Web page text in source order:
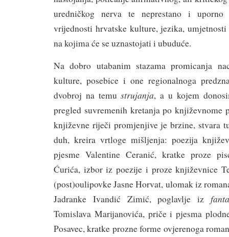
uredničkog nerva te neprestano i uporno
vrijednosti hrvatske kulture, jezika,
na kojima će se uznastojati i ubuduće.
Na dobro utabanim stazama promicanja
kulture, posebice i one regionalnoga
dvobroj na temustrujanja, a u kojem
pregled suvremenih kretanja po književnome
književne riječi promjenjive je brzine, stvara
duh, kreira vrtloge mišljenja: poezija
pjesme Valentine Ceranić, kratke proze
Ćurića, izbor iz poezije i proze književnice
(post)oulipovke Jasne Horvat, ulomak iz
Jadranke Ivandić Zimić, poglavlje iz
Tomislava Marijanovića, priče i pjesma
Posavec, kratke prozne forme ovjerenoga